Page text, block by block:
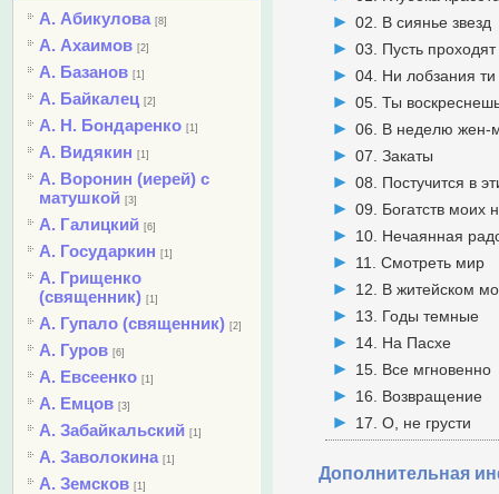
А. Абикулова [8]
А. Ахаимов [2]
А. Базанов [1]
А. Байкалец [2]
А. Н. Бондаренко [1]
А. Видякин [1]
А. Воронин (иерей) с
матушкой [3]
А. Галицкий [6]
А. Государкин [1]
А. Грищенко
(священник) [1]
А. Гупало (священник) [2]
А. Гуров [6]
А. Евсеенко [1]
А. Емцов [3]
А. Забайкальский [1]
А. Заволокина [1]
А. Земсков [1]
02. В сиянье звезд
03. Пусть проходят
04. Ни лобзания
05. Ты
06. В неделю жен-
07. Закаты
08. Постучится в
09. Богатств моих
10. Нечаянная
11. Смотреть мир
12. В житейском
13. Годы темные
14. На Пасхе
15. Все мгновенно
16. Возвращение
17. О, не грусти
Дополнительная